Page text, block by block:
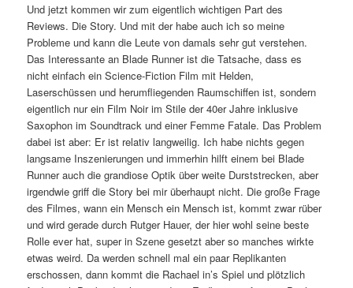
Und jetzt kommen wir zum eigentlich wichtigen Part des
Reviews. Die Story. Und mit der habe auch ich so meine
Probleme und kann die Leute von damals sehr gut verstehen.
Das Interessante an Blade Runner ist die Tatsache, dass es
nicht einfach ein Science-Fiction Film mit Helden,
Laserschüssen und herumfliegenden Raumschiffen ist, sondern
eigentlich nur ein Film Noir im Stile der 40er Jahre inklusive
Saxophon im Soundtrack und einer Femme Fatale. Das Problem
dabei ist aber: Er ist relativ langweilig. Ich habe nichts gegen
langsame Inszenierungen und immerhin hilft einem bei Blade
Runner auch die grandiose Optik über weite Durststrecken, aber
irgendwie griff die Story bei mir überhaupt nicht. Die große Frage
des Filmes, wann ein Mensch ein Mensch ist, kommt zwar rüber
und wird gerade durch Rutger Hauer, der hier wohl seine beste
Rolle ever hat, super in Szene gesetzt aber so manches wirkte
etwas weird. Da werden schnell mal ein paar Replikanten
erschossen, dann kommt die Rachael in’s Spiel und plötzlich